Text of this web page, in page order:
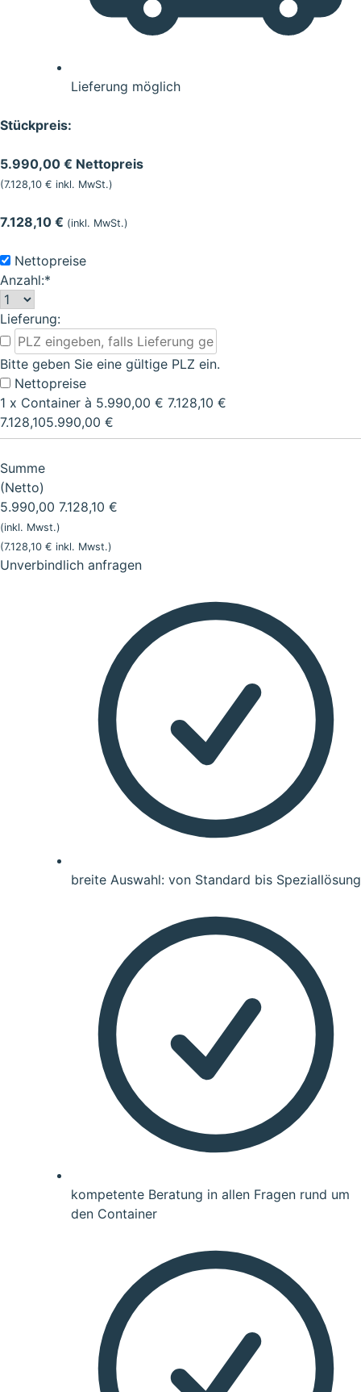
Lieferung möglich
Stückpreis:
5.990,00 € Nettopreis
(7.128,10 € inkl. MwSt.)
7.128,10 € (inkl. MwSt.)
Nettopreise
Anzahl:*
Lieferung:
Bitte geben Sie eine gültige PLZ ein.
Nettopreise
1 x Container à 5.990,00 € 7.128,10 €
7.128,105.990,00 €
Summe
(Netto)
5.990,00 7.128,10 €
(inkl. Mwst.)
(7.128,10 € inkl. Mwst.)
Unverbindlich anfragen
breite Auswahl: von Standard bis Speziallösung
kompetente Beratung in allen Fragen rund um
den Container